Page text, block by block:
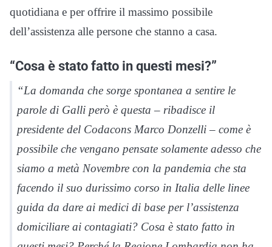
quotidiana e per offrire il massimo possibile
dell’assistenza alle persone che stanno a casa.
“Cosa è stato fatto in questi mesi?”
“La domanda che sorge spontanea a sentire le
parole di Galli però è questa – ribadisce il
presidente del Codacons Marco Donzelli – come è
possibile che vengano pensate solamente adesso che
siamo a metà Novembre con la pandemia che sta
facendo il suo durissimo corso in Italia delle linee
guida da dare ai medici di base per l’assistenza
domiciliare ai contagiati? Cosa è stato fatto in